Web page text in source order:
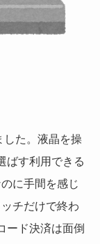
した。液晶を操
ばす利用できる
に手間を感じ
チだけで終わ
ード決済は面倒